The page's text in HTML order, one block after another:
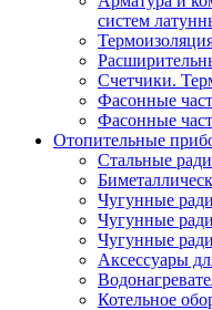
систем
Счетчики.
Фасонные
Фасонные
Отопительные
Стальные
Чугунные
Чугунные
Чугунные
Аксессуары
Котельное